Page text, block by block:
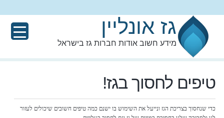
גז אונליין
מידע חשוב אודות חברות גז בישראל
טיפים לחסוך בגז!
כדי שנחסוך בצריכת הגז ונייעל את השימוש בו ישנם כמה טיפים חשובים שיכולים לעזור